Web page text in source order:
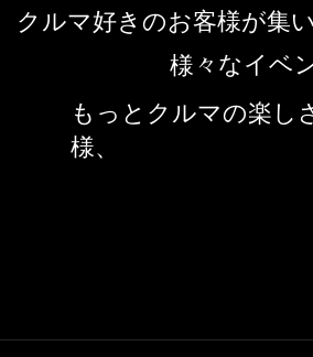
クルマ好きのお客様が集
様々なイベ
もっとクルマの楽し
様、